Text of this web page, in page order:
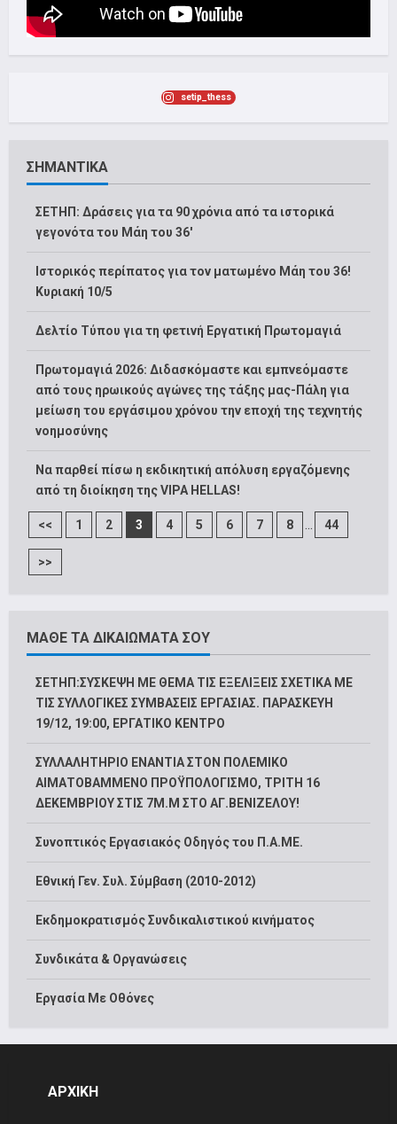
setip_thess
ΣΗΜΑΝΤΙΚΑ
ΣΕΤΗΠ: Δράσεις για τα 90 χρόνια από τα ιστορικά
γεγονότα του Μάη του 36′
Ιστορικός περίπατος για τον ματωμένο Μάη του 36!
Κυριακή 10/5
Δελτίο Τύπου για τη φετινή Εργατική Πρωτομαγιά
Πρωτομαγιά 2026: Διδασκόμαστε και εμπνεόμαστε
από τους ηρωικούς αγώνες της τάξης μας-Πάλη για
μείωση του εργάσιμου χρόνου την εποχή της τεχνητής
νοημοσύνης
Να παρθεί πίσω η εκδικητική απόλυση εργαζόμενης
από τη διοίκηση της VIPA HELLAS!
<< 1 2 3 4 5 6 7 8 ... 44
>>
ΜΑΘΕ ΤΑ ΔΙΚΑΙΩΜΑΤΑ ΣΟΥ
ΣΕΤΗΠ:ΣΥΣΚΕΨΗ ΜΕ ΘΕΜΑ ΤΙΣ ΕΞΕΛΙΞΕΙΣ ΣΧΕΤΙΚΑ ΜΕ
ΤΙΣ ΣΥΛΛΟΓΙΚΕΣ ΣΥΜΒΑΣΕΙΣ ΕΡΓΑΣΙΑΣ. ΠΑΡΑΣΚΕΥΗ
19/12, 19:00, ΕΡΓΑΤΙΚΟ ΚΕΝΤΡΟ
ΣΥΛΛΑΛΗΤΗΡΙΟ ΕΝΑΝΤΙΑ ΣΤΟΝ ΠΟΛΕΜΙΚΟ
ΑΙΜΑΤΟΒΑΜΜΕΝΟ ΠΡΟΫΠΟΛΟΓΙΣΜΟ, ΤΡΙΤΗ 16
ΔΕΚΕΜΒΡΙΟΥ ΣΤΙΣ 7Μ.Μ ΣΤΟ ΑΓ.ΒΕΝΙΖΕΛΟΥ!
Συνοπτικός Εργασιακός Οδηγός του Π.Α.ΜΕ.
Εθνική Γεν. Συλ. Σύμβαση (2010-2012)
Εκδημοκρατισμός Συνδικαλιστικού κινήματος
Συνδικάτα & Οργανώσεις
Εργασία Με Οθόνες
ΑΡΧΙΚΗ